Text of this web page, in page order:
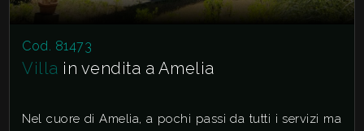
Cod. 81473
Villa in vendita a Amelia
Nel cuore di Amelia, a pochi passi da tutti i servizi ma